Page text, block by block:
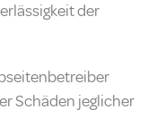
der
Schäden jeglicher